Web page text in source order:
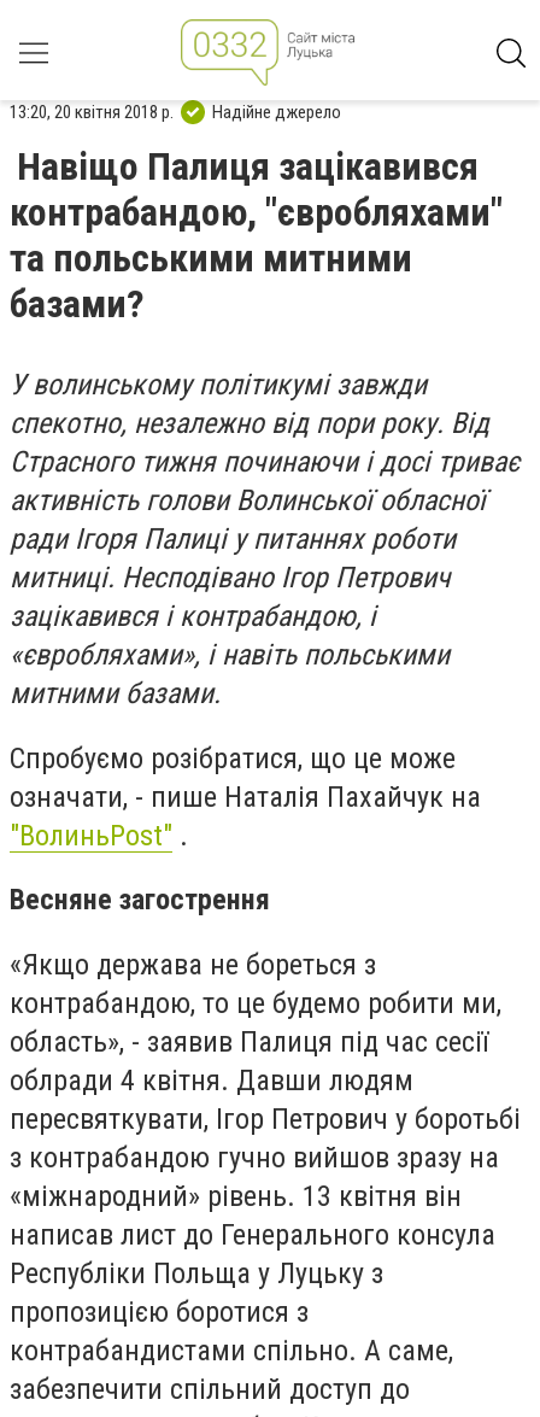
13:20, 20 квітня 2018 р. Надійне джерело
Навіщо Палиця зацікавився
контрабандою, "євробляхами"
та польськими митними
базами?
У волинському політикумі завжди
спекотно, незалежно від пори року. Від
Страсного тижня починаючи і досі триває
активність голови Волинської обласної
ради Ігоря Палиці у питаннях роботи
митниці. Несподівано Ігор Петрович
зацікавився і контрабандою, і
«євробляхами», і навіть польськими
митними базами.
Спробуємо розібратися, що це може
означати, - пише Наталія Пахайчук на
"ВолиньPost" .
Весняне загострення
«Якщо держава не бореться з
контрабандою, то це будемо робити ми,
область», - заявив Палиця під час сесії
облради 4 квітня. Давши людям
пересвяткувати, Ігор Петрович у боротьбі
з контрабандою гучно вийшов зразу на
«міжнародний» рівень. 13 квітня він
написав лист до Генерального консула
Республіки Польща у Луцьку з
пропозицією боротися з
контрабандистами спільно. А саме,
забезпечити спільний доступ до